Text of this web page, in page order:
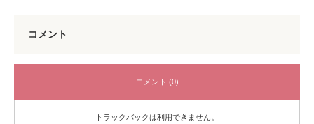
コメント
コメント (0)
トラックバックは利用できません。